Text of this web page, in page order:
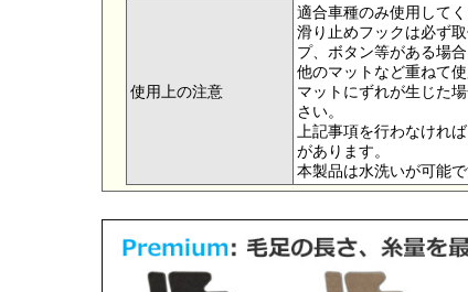
使用上の注意
適合車種のみ使用してく
滑り止めフックは必ず
プ、ボタン等がある場
他のマットなど重ねて
マットにずれが生じた
さい。
上記事項を行わなけれ
があります。
本製品は水洗いが可能